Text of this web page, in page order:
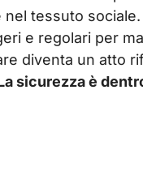
tessuto
e regolari per
diventa un atto
sicurezza è